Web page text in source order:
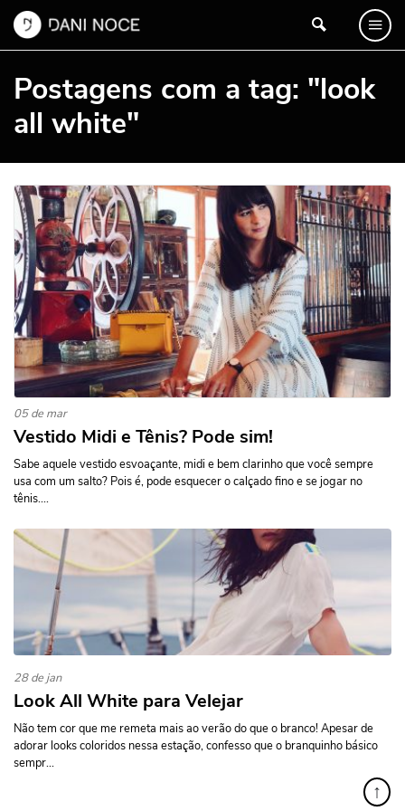
Postagens com a tag: "look
all white"
05 de mar
Vestido Midi e Tênis? Pode sim!
Sabe aquele vestido esvoaçante, midi e bem clarinho que você sempre
usa com um salto? Pois é, pode esquecer o calçado fino e se jogar no
tênis....
28 de jan
Look All White para Velejar
Não tem cor que me remeta mais ao verão do que o branco! Apesar de
adorar looks coloridos nessa estação, confesso que o branquinho básico
sempr...
↑